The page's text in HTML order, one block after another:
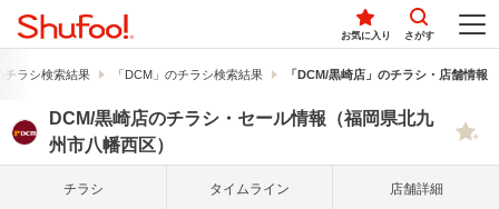
お気に入り さがす
チラシ検索結果 「DCM」のチラシ検索結果 「DCM/黒崎店」のチラシ・店舗情報
DCM/黒崎店のチラシ・セール情報（福岡県北九
州市八幡西区）
チラシ タイム ライン 店舗詳細